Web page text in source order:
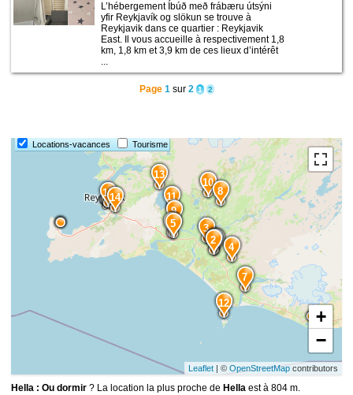
L’hébergement Íbúð með frábæru útsýni
yfir Reykjavík og slökun se trouve à
Reykjavik dans ce quartier : Reykjavik
East. Il vous accueille à respectivement 1,8
km, 1,8 km et 3,9 km de ces lieux d’intérêt
...
Page 1sur 2 1 2
Locations-vacances Tourisme
1514
13
12
11
10
9
8
7
6
5
4
3
2
1
+
−
Leaflet| © OpenStreetMapcontributors
Hella : Ou dormir ? La location la plus proche de Hella est à 804 m.